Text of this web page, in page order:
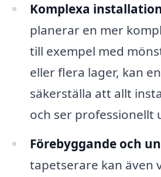
Komplexa
planerar en mer
till exempel med
eller flera lager, kan
säkerställa att allt
och ser professionellt
Förebyggande och
tapetserare kan även